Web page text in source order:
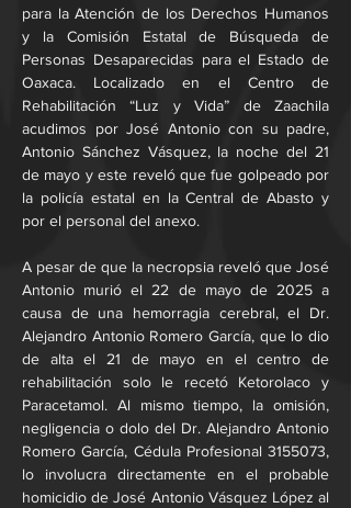
para la Atención de los Derechos Humanos
y la Comisión Estatal de Búsqueda de
Personas Desaparecidas para el Estado de
Oaxaca. Localizado en el Centro de
Rehabilitación “Luz y Vida” de Zaachila
acudimos por José Antonio con su padre,
Antonio Sánchez Vásquez, la noche del 21
de mayo y este reveló que fue golpeado por
la policía estatal en la Central de Abasto y
por el personal del anexo.
A pesar de que la necropsia reveló que José
Antonio murió el 22 de mayo de 2025 a
causa de una hemorragia cerebral, el Dr.
Alejandro Antonio Romero García, que lo dio
de alta el 21 de mayo en el centro de
rehabilitación solo le recetó Ketorolaco y
Paracetamol. Al mismo tiempo, la omisión,
negligencia o dolo del Dr. Alejandro Antonio
Romero García, Cédula Profesional 3155073,
lo involucra directamente en el probable
homicidio de José Antonio Vásquez López al